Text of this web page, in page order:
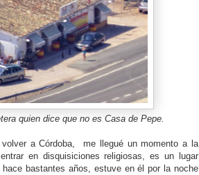
quien dice que no es Casa de Pepe.
a Córdoba, me llegué un momento a la
en disquisiciones religiosas, es un lugar
bastantes años, estuve en él por la noche